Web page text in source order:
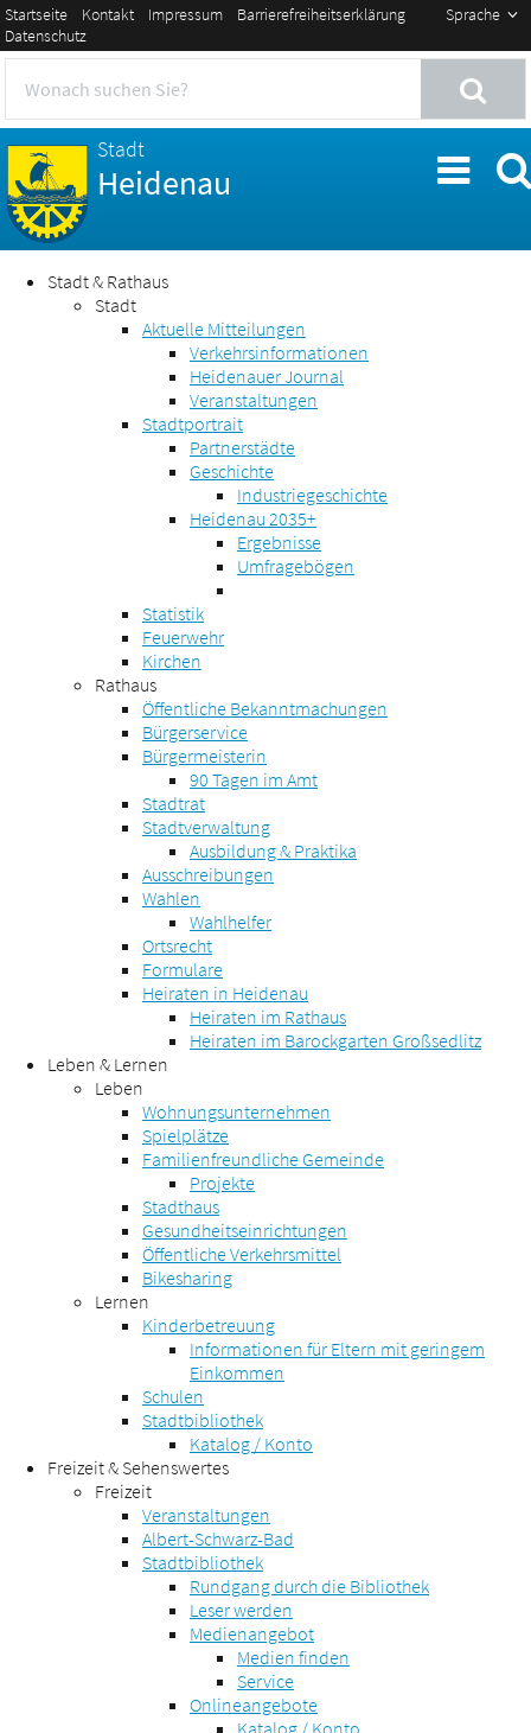
Sprache
Startseite Kontakt Impressum
Barrierefreiheitserklärung
Datenschutz
Stadt
Heidenau
Stadt & Rathaus
Stadt
Aktuelle Mitteilungen
Verkehrsinformationen
Heidenauer Journal
Veranstaltungen
Stadtportrait
Partnerstädte
Geschichte
Industriegeschichte
Heidenau 2035+
Ergebnisse
Umfragebögen
Statistik
Feuerwehr
Kirchen
Rathaus
Öffentliche Bekanntmachungen
Bürgerservice
Bürgermeisterin
90 Tagen im Amt
Stadtrat
Stadtverwaltung
Ausbildung & Praktika
Ausschreibungen
Wahlen
Wahlhelfer
Ortsrecht
Formulare
Heiraten in Heidenau
Heiraten im Rathaus
Heiraten im Barockgarten Großsedlitz
Leben & Lernen
Leben
Wohnungsunternehmen
Spielplätze
Familienfreundliche Gemeinde
Projekte
Stadthaus
Gesundheitseinrichtungen
Öffentliche Verkehrsmittel
Bikesharing
Lernen
Kinderbetreuung
Informationen für Eltern mit geringem
Einkommen
Schulen
Stadtbibliothek
Katalog / Konto
Freizeit & Sehenswertes
Freizeit
Veranstaltungen
Albert-Schwarz-Bad
Stadtbibliothek
Rundgang durch die Bibliothek
Leser werden
Medienangebot
Medien finden
Service
Onlineangebote